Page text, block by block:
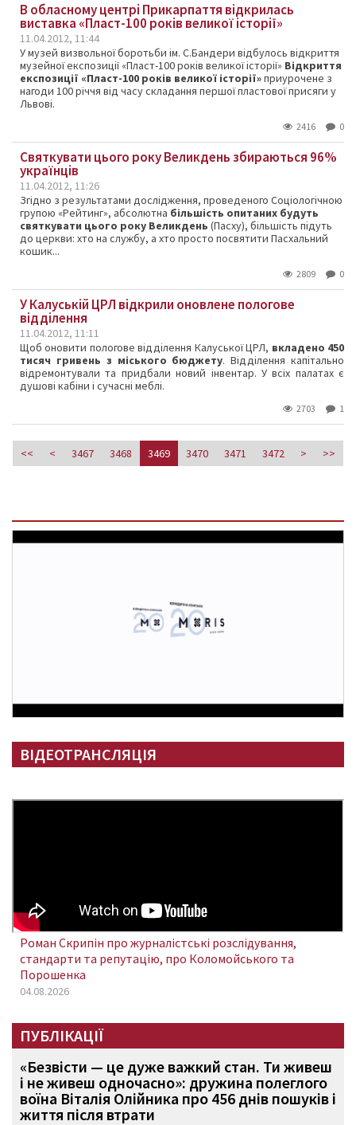
В обласному центрі Прикарпаття відкрилась
виставка «Пласт-100 років великої історії»
11.04.2012, 11:44
У музей визвольної боротьби ім. С.Бандери відбулось відкриття
музейної експозиції «Пласт-100 років великої історії» Відкриття
експозиції «Пласт-100 років великої історії»приурочене з
нагоди 100 річчя від часу складання першої пластової присяги у
Львові.
2416 0
Святкувати цього року Великдень збираються 96%
українців
11.04.2012, 11:26
Згідно з результатами дослідження, проведеного Соціологічною
групою «Рейтинг», абсолютна більшість опитаних будуть
святкувати цього року Великдень (Пасху), більшість підуть
до церкви: хто на службу, а хто просто посвятити Пасхальний
кошик...
2809 0
У Калуській ЦРЛ відкрили оновлене пологове
відділення
11.04.2012, 11:11
Щоб оновити пологове відділення Калуської ЦРЛ, вкладено 450
тисяч гривень з міського бюджету. Відділення капітально
відремонтували та придбали новий інвентар. У всіх палатах є
душові кабіни і сучасні меблі.
2703 1
<< < 3467 3468 3469 3470 3471 3472 > >>
ВІДЕОТРАНСЛЯЦІЯ
Роман Скрипін про журналістські розслідування,
стандарти та репутацію, про Коломойського та
Порошенка
04.08.2026
ПУБЛІКАЦІЇ
«Безвісти — це дуже важкий стан. Ти живеш
і не живеш одночасно»: дружина полеглого
воїна Віталія Олійника про 456 днів пошуків і
життя після втрати